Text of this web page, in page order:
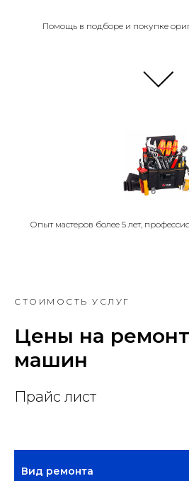
Помощь в подборе и покупке
Опыт мастеров более 5 лет,
СТОИМОСТЬ УСЛУГ
Цены на
машин
Прайс лист
Вид ремонта